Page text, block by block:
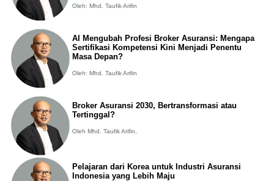
Oleh: Mhd. Taufik Arifin
AI Mengubah Profesi Broker Asuransi: Mengapa
Sertifikasi Kompetensi Kini Menjadi Penentu
Masa Depan?
Oleh: Mhd. Taufik Arifin
Broker Asuransi 2030, Bertransformasi atau
Tertinggal?
Oleh Mhd. Taufik Arifin,
Pelajaran dari Korea untuk Industri Asuransi
Indonesia yang Lebih Maju